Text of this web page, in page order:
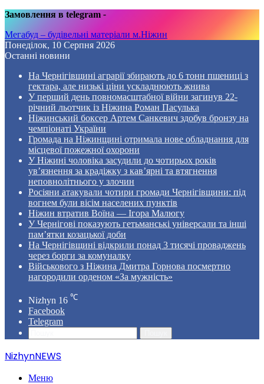
Замовлення в telegram -
Мегабуд – будівельні матеріали м.Ніжин
Понеділок, 10 Серпня 2026
Останні новини
На Чернігівщині аграрії збирають до 6 тонн пшениці з
гектара, але низькі ціни ускладнюють жнива
У перший день повномасштабної війни загинув 22-
річний льотчик із Ніжина Роман Пасулька
Ніжинський боксер Артем Санкевич здобув бронзу на
чемпіонаті України
Громада на Ніжинщині отримала нове обладнання для
місцевої пожежної охорони
У Ніжині чоловіка засудили до чотирьох років
ув’язнення за крадіжку з кав’ярні та втягнення
неповнолітнього у злочин
Росіяни атакували чотири громади Чернігівщини: під
вогнем були вісім населених пунктів
Ніжин втратив Воїна — Ігора Малюгу
У Чернігові показують гетьманські універсали та інші
пам’ятки козацької доби
На Чернігівщині відкрили понад 3 тисячі проваджень
через борги за комуналку
Військового з Ніжина Дмитра Горнова посмертно
нагородили орденом «За мужність»
Nizhyn 16 ℃
Facebook
Telegram
NizhynNEWS
Меню